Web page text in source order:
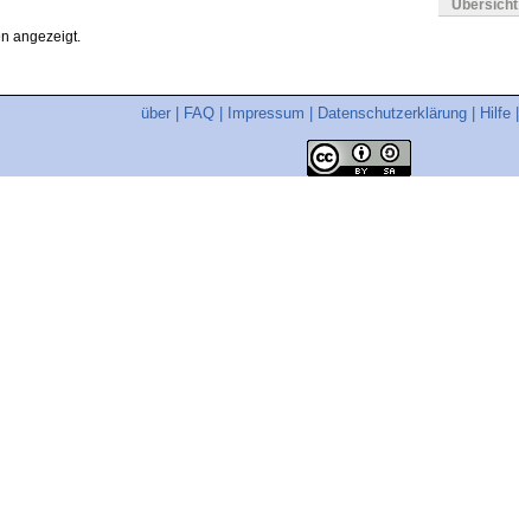
Übersicht
angezeigt.
über FAQ Impressum Datenschutzerklärung Hilfe